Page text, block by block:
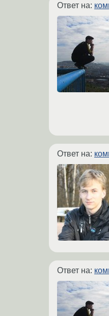
Ответ на:
Ответ на:
Ответ на: